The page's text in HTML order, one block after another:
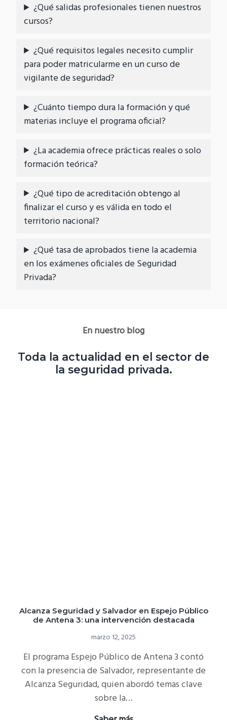
¿Qué salidas profesionales tienen nuestros
cursos?
¿Qué requisitos legales necesito cumplir
para poder matricularme en un curso de
vigilante de seguridad?
¿Cuánto tiempo dura la formación y qué
materias incluye el programa oficial?
¿La academia ofrece prácticas reales o solo
formación teórica?
¿Qué tipo de acreditación obtengo al
finalizar el curso y es válida en todo el
territorio nacional?
¿Qué tasa de aprobados tiene la academia
en los exámenes oficiales de Seguridad
Privada?
En nuestro blog
Toda la actualidad en el sector de
la seguridad privada.
Alcanza Seguridad y Salvador en Espejo Público
de Antena 3: una intervención destacada
marzo 12, 2025
El programa Espejo Público de Antena 3 contó
con la presencia de Salvador, representante de
Alcanza Seguridad, quien abordó temas clave
sobre la…